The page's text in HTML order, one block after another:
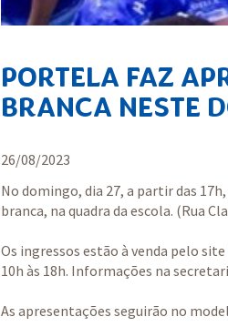
PORTELA FAZ
BRANCA NESTE
26/08/2023
No domingo, dia 27, a partir das
branca, na quadra da escola. (Rua
Os ingressos estão à venda pelo site
10h às 18h. Informações na
As apresentações seguirão no